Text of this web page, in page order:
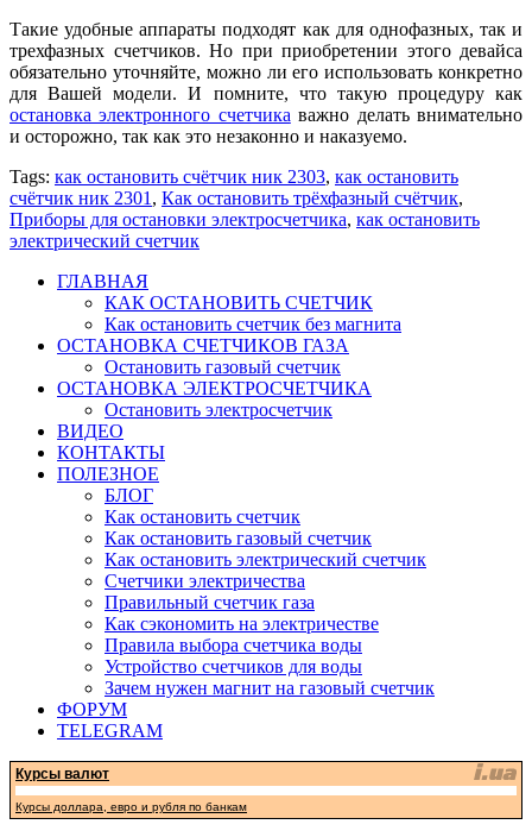
Такие удобные аппараты подходят как для однофазных, так и
трехфазных счетчиков. Но при приобретении этого девайса
обязательно уточняйте, можно ли его использовать конкретно
для Вашей модели. И помните, что такую процедуру как
остановка электронного счетчика важно делать внимательно
и осторожно, так как это незаконно и наказуемо.
Tags: как остановить счётчик ник 2303, как остановить
счётчик ник 2301 , Как остановить трёхфазный счётчик,
Приборы для остановки электросчетчика, как остановить
электрический счетчик
ГЛАВНАЯ
КАК ОСТАНОВИТЬ СЧЕТЧИК
Как остановить счетчик без магнита
ОСТАНОВКА СЧЕТЧИКОВ ГАЗА
Остановить газовый счетчик
ОСТАНОВКА ЭЛЕКТРОСЧЕТЧИКА
Остановить электросчетчик
ВИДЕО
КОНТАКТЫ
ПОЛЕЗНОЕ
БЛОГ
Как остановить счетчик
Как остановить газовый счетчик
Как остановить электрический счетчик
Счетчики электричества
Правильный счетчик газа
Как сэкономить на электричестве
Правила выбора счетчика воды
Устройство счетчиков для воды
Зачем нужен магнит на газовый счетчик
ФОРУМ
TELEGRAM
Курсы валют
Курсы доллара, евро и рубля по банкам